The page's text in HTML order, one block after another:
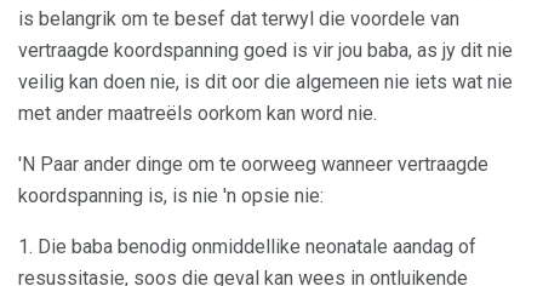
is belangrik om te besef dat terwyl die voordele van
vertraagde koordspanning goed is vir jou baba, as jy dit nie
veilig kan doen nie, is dit oor die algemeen nie iets wat nie
met ander maatreëls oorkom kan word nie.
'N Paar ander dinge om te oorweeg wanneer vertraagde
koordspanning is, is nie 'n opsie nie:
1. Die baba benodig onmiddellike neonatale aandag of
resussitasie, soos die geval kan wees in ontluikende